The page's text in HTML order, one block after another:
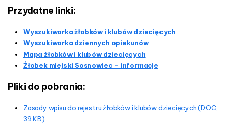
Przydatne linki:
Wyszukiwarka żłobków i klubów dziecięcych
Wyszukiwarka dziennych opiekunów
Mapa żłobków i klubów dziecięcych
Żłobek miejski Sosnowiec – informacje
Pliki do pobrania:
Zasady wpisu do rejestru żłobków i klubów dziecięcych (DOC,
39 KB)